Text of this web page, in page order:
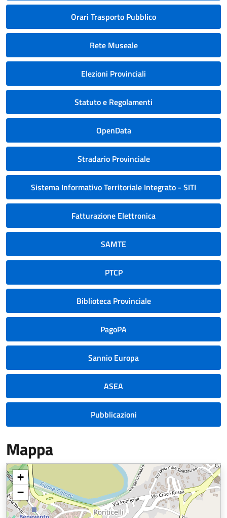
Orari Trasporto Pubblico
Rete Museale
Elezioni Provinciali
Statuto e Regolamenti
OpenData
Stradario Provinciale
Sistema Informativo Territoriale Integrato - SITI
Fatturazione Elettronica
SAMTE
PTCP
Biblioteca Provinciale
PagoPA
Sannio Europa
ASEA
Pubblicazioni
Mappa
+
−